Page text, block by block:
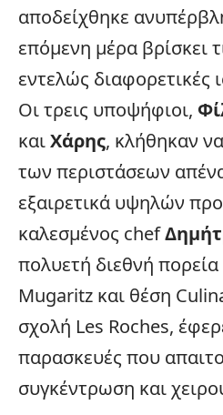
αποδείχθηκε
επόμενη μέρα βρίσκει
εντελώς διαφορετικές
Οι τρεις υποψήφιοι,
καιΧάρης, κλήθηκαν
των περιστάσεων
εξαιρετικά υψηλών
καλεσμένος chef
πολυετή διεθνή
Mugaritz και θέση
σχολή Les Roches,
παρασκευές που
συγκέντρωση και